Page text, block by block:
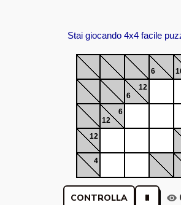
Stai giocando 4x4 facile
6
12
6
6
12
12
4
CONTROLLA